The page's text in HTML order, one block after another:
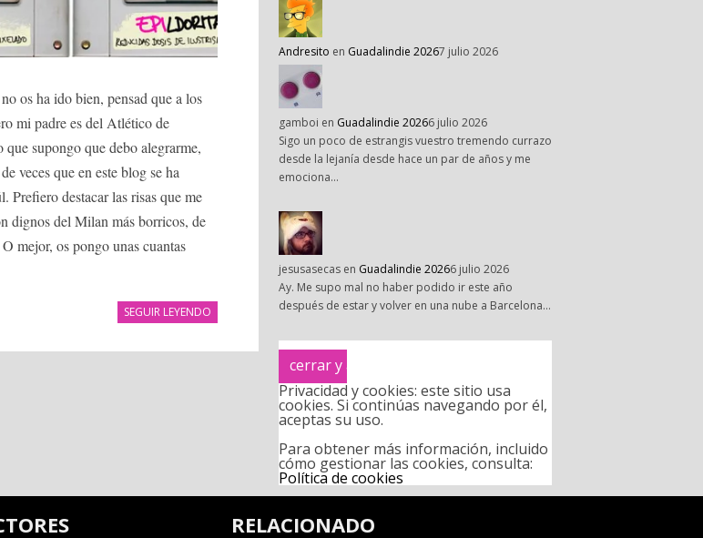
os ha ido bien, pensad que a los
mi padre es del Atlético de
supongo que debo alegrarme,
veces que en este blog se ha
Prefiero destacar las risas que me
dignos del Milan más borricos, de
mejor, os pongo unas cuantas
SEGUIR LEYENDO
Andresito en Guadalindie 20267 julio 2026
gamboi en Guadalindie 20266 julio 2026
Sigo un poco de estrangis vuestro tremendo currazo
desde la lejanía desde hace un par de años y me
emociona…
jesusasecas en Guadalindie 20266 julio 2026
Ay. Me supo mal no haber podido ir este año
después de estar y volver en una nube a Barcelona…
Privacidad y cookies: este sitio usa
cookies. Si continúas navegando por él,
aceptas su uso.
Para obtener más información, incluido
cómo gestionar las cookies, consulta:
Política de cookies
RELACIONADO